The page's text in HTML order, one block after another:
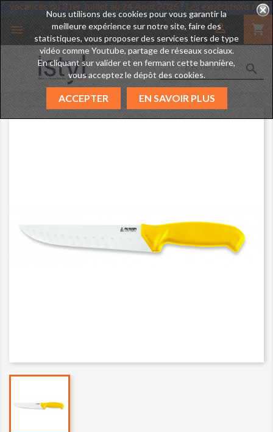
des vacances du 31er Juillet au 24 Août 2026 ! Les
 shopping_cart


Nous utilisons des cookies pour vous garantir la
meilleure expérience sur notre site, faire des
statistiques, vous proposer des services tiers de type
vidéo comme Youtube, partage de réseaux sociaux.
En cliquant sur valider et en fermant cette bannière,
vous acceptez le dépôt des cookies.
ACCEPTER EN SAVOIR PLUS